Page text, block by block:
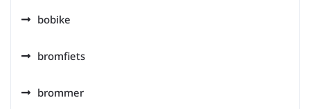
bobike
bromfiets
brommer